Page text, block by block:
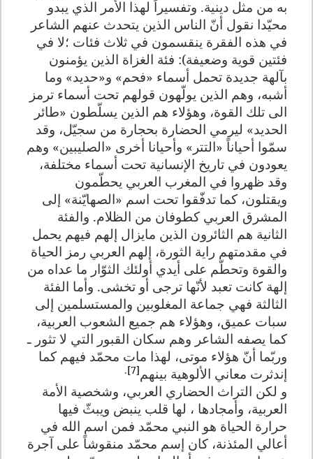
به من مثل دينية. وتفسيراً لهذا الأمر الذي يبدو
محيّدا نقول أنّ الناس الذين يتحدث عنهم الشاعر
في هذه الفقرة ينقسمون في ثلاث فئات ؛لا في
فئتين قوية وضعيفة): فئة الغزاة الذين يؤمنون
بآلهة جديدة تحمل أسماء «فحم» و«حديد» وما
أشبه، وهم الذين يولّهون قولهم تحت أسماء ترمز
الى تلك القوة، وهؤلاء هم الذين يسلّطون «طائر
الحديد» ليرمي الحضارة بحجارة من سجيّل، وقد
سمّوا أحياناً «التتر» وأحيانا أخرى «الصليبين» وهم
يعودون في تاريخ الإنسانية تحت أسماء مختلفة،
وقد ظهروا في المغرب العربي يحطّمون
ويقتلون، كما تدفّقوا تحت اسم «الصهايّنة» إلى
المشرق العربي كطوفان من الظلام. والفئة
الثانية هم الثائرون الذين مايزال إلهم فيهم يحمل
في مقدمتهم راية الثورة، إلهم العربي رمز الحياة
والقوة وتحطّم على أيدي أولئك الثوّار ما عداه من
إلهة كانت تعبد لأنّها ترجى أو تخشى. وأما الفئة
الثالثة فهي جماعة المغلوبين والمستسلمين إلى
سبات عميق، وهؤلاء هم جميع الشعوب العربية،
كما يصفه الشاعر وهم سكان القبور التي لا تثور ـ
وربّما أنّ هؤلاء موتى، لهذا مات محمّد فيهم كما
إندثرت معاني الألوهية بينهم[7]
.
و لكن التراث الحضاري العربي، وشخصية الأمة
العربية، وأمجادها ، لها قلب ينبض ويبثّ فيها
حرارة الحياة هو النبي محمّد فمن اسم الله في
أعالي المئذنة، كان إسم محمّد منقوشاً على آجرة